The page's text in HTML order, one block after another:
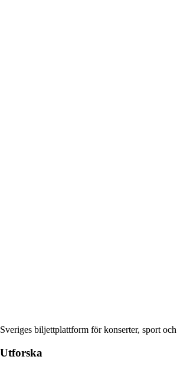
Sveriges biljettplattform för konserter, sport
Utforska